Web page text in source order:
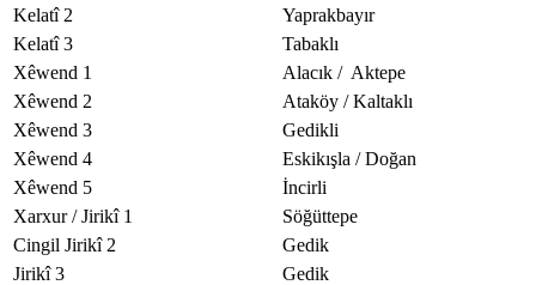
Kelatî 2
Yaprakbayır
Kelatî 3
Tabaklı
Xêwend 1
Alacık / Aktepe
Xêwend 2
Ataköy / Kaltaklı
Xêwend 3
Gedikli
Xêwend 4
Eskikışla / Doğan
Xêwend 5
İncirli
Xarxur / Jirikî 1
Söğüttepe
Cingil Jirikî 2
Gedik
Jirikî 3
Gedik